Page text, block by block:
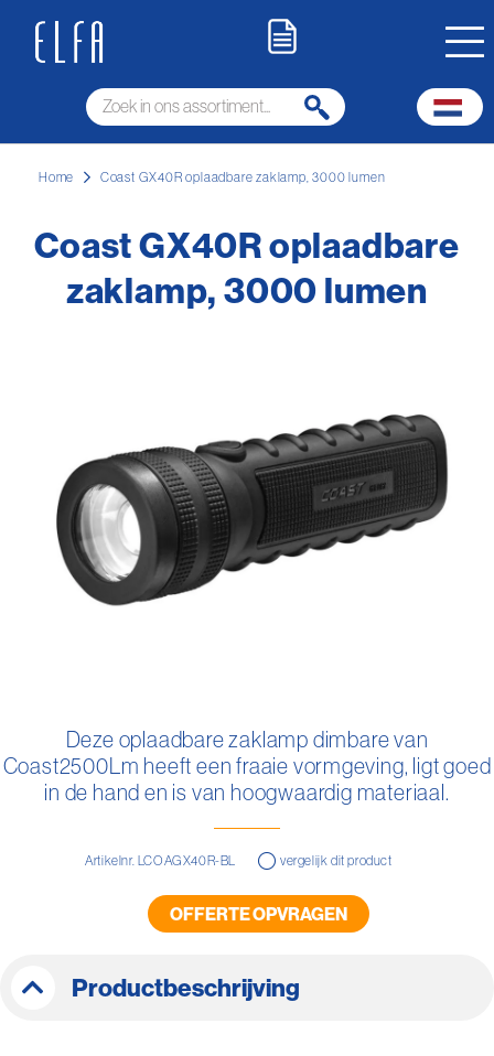
Home Coast GX40R oplaadbare zaklamp, 3000 lumen
Productbeschrijving
Coast GX40R oplaadbare
zaklamp, 3000 lumen
begin
Deze oplaadbare zaklamp dimbare van
Coast2500Lm heeft een fraaie vormgeving, ligt goed
in de hand en is van hoogwaardig materiaal.
Artikelnr. LCOAGX40R-BL vergelijk dit product
OFFERTE OPVRAGEN